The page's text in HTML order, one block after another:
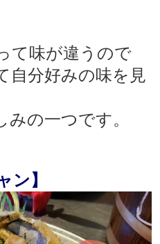
て味が違うので
自分好みの味を見
の一つです。
ン】